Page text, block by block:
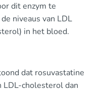
dit enzym te
niveaus van LDL
in het bloed.
dat rosuvastatine
LDL-cholesterol dan